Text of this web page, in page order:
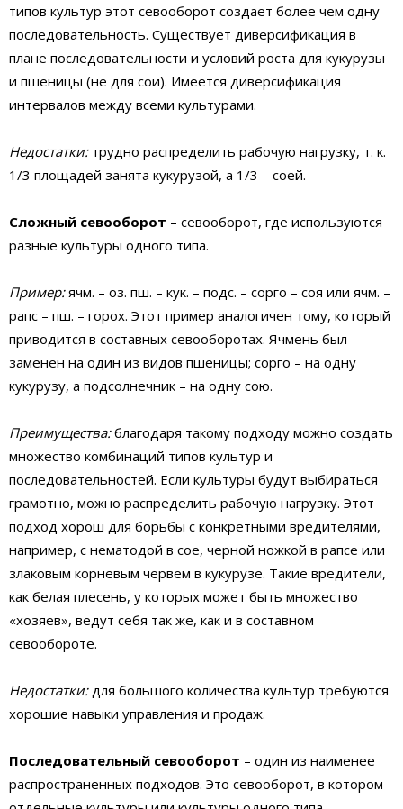
типов культур этот севооборот создает более чем одну
последовательность. Существует диверсификация в
плане последовательности и условий роста для кукурузы
и пшеницы (не для сои). Имеется диверсификация
интервалов между всеми культурами.
Недостатки:трудно распределить рабочую нагрузку, т. к.
1/3 площадей занята кукурузой, а 1/3 – соей.
Сложный севооборот – севооборот, где используются
разные культуры одного типа.
Пример:ячм. – оз. пш. – кук. – подс. – сорго – соя или ячм. –
рапс – пш. – горох. Этот пример аналогичен тому, который
приводится в составных севооборотах. Ячмень был
заменен на один из видов пшеницы; сорго – на одну
кукурузу, а подсолнечник – на одну сою.
Преимущества:благодаря такому подходу можно создать
множество комбинаций типов культур и
последовательностей. Если культуры будут выбираться
грамотно, можно распределить рабочую нагрузку. Этот
подход хорош для борьбы с конкретными вредителями,
например, c нематодой в сое, черной ножкой в рапсе или
злаковым корневым червем в кукурузе. Такие вредители,
как белая плесень, у которых может быть множество
«хозяев», ведут себя так же, как и в составном
севообороте.
Недостатки:для большого количества культур требуются
хорошие навыки управления и продаж.
Последовательный севооборот – один из наименее
распространенных подходов. Это севооборот, в котором